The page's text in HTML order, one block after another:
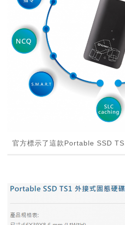
官方標示了這款Portable SSD